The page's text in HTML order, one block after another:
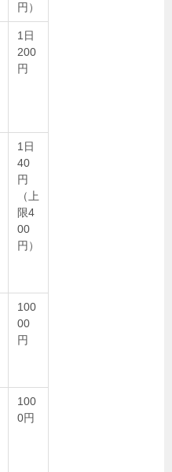
円）
1日
200
円
1日
40
円
（上
限4
00
円）
100
00
円
100
0円